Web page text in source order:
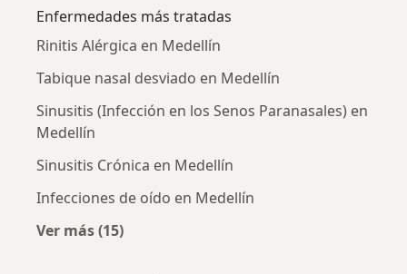
Enfermedades más tratadas
Rinitis Alérgica en Medellín
Tabique nasal desviado en Medellín
Sinusitis (Infección en los Senos Paranasales) en
Medellín
Sinusitis Crónica en Medellín
Infecciones de oído en Medellín
Ver más (15)